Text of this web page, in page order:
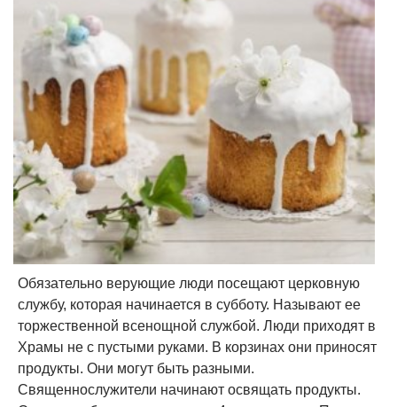
Обязательно верующие люди посещают церковную
службу, которая начинается в субботу. Называют ее
торжественной всенощной службой. Люди приходят в
Храмы не с пустыми руками. В корзинах они приносят
продукты. Они могут быть разными.
Священнослужители начинают освящать продукты.